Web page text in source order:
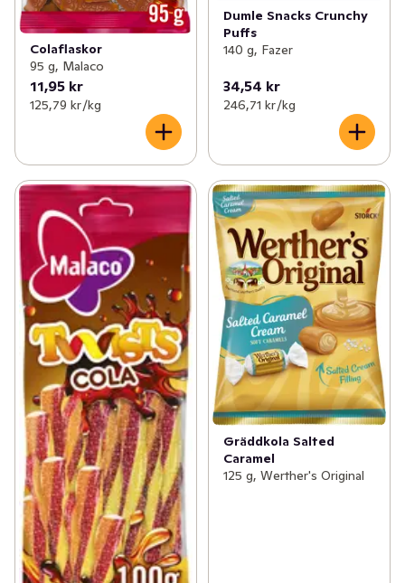
Colaflaskor
95 g, Malaco
11,95 kr
125,79 kr /kg
Dumle Snacks Crunchy
Puffs
140 g, Fazer
34,54 kr
246,71 kr /kg
Gräddkola Salted
Caramel
125 g, Werther's Original